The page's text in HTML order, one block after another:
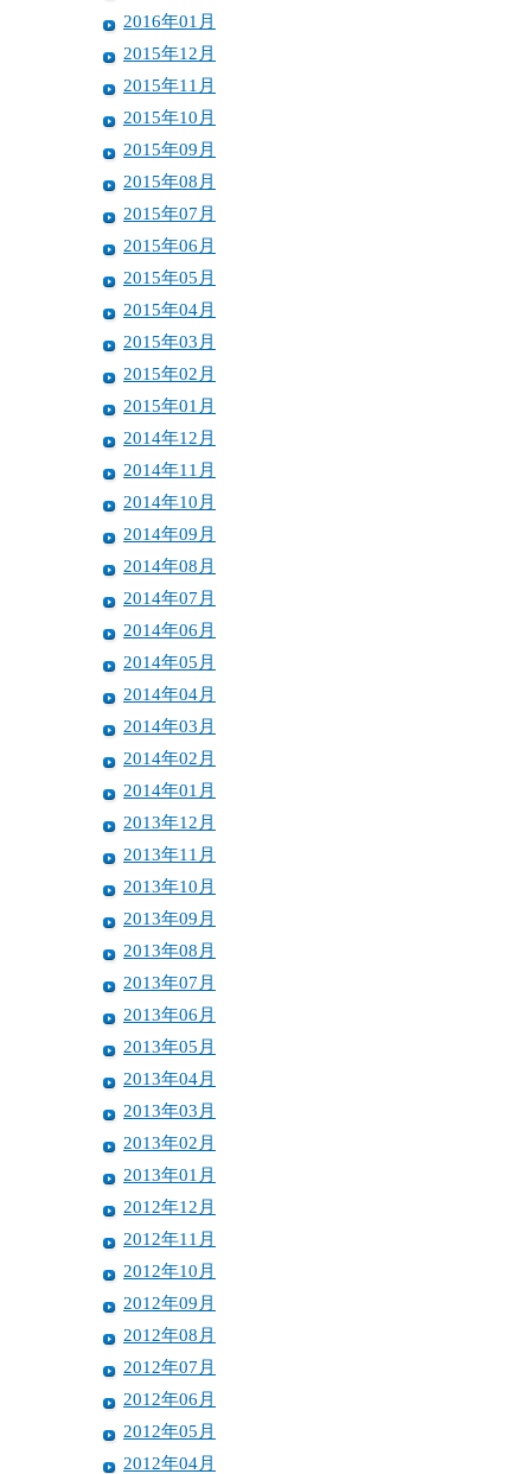
2016年01月
2015年12月
2015年11月
2015年10月
2015年09月
2015年08月
2015年07月
2015年06月
2015年05月
2015年04月
2015年03月
2015年02月
2015年01月
2014年12月
2014年11月
2014年10月
2014年09月
2014年08月
2014年07月
2014年06月
2014年05月
2014年04月
2014年03月
2014年02月
2014年01月
2013年12月
2013年11月
2013年10月
2013年09月
2013年08月
2013年07月
2013年06月
2013年05月
2013年04月
2013年03月
2013年02月
2013年01月
2012年12月
2012年11月
2012年10月
2012年09月
2012年08月
2012年07月
2012年06月
2012年05月
2012年04月